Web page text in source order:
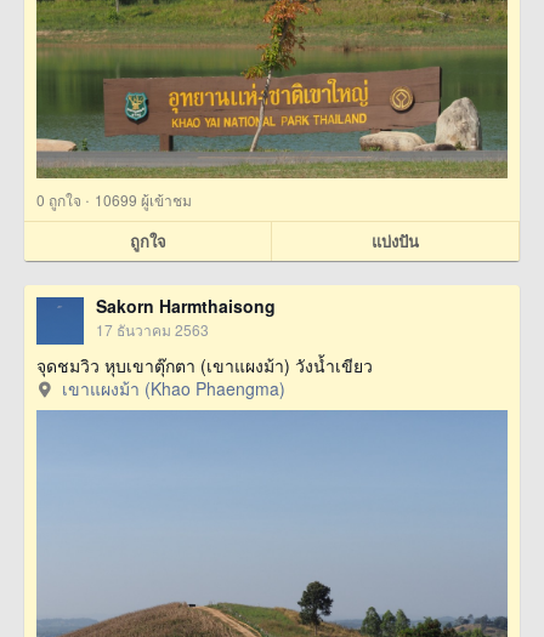
0 ถูกใจ · 10699 ผู้เข้าชม
ถูกใจ แบ่งปัน
Sakorn Harmthaisong
17 ธันวาคม 2563
จุดชมวิว หุบเขาตุ๊กตา (เขาแผงม้า) วังน้ำเขียว
เขาแผงม้า (Khao Phaengma)